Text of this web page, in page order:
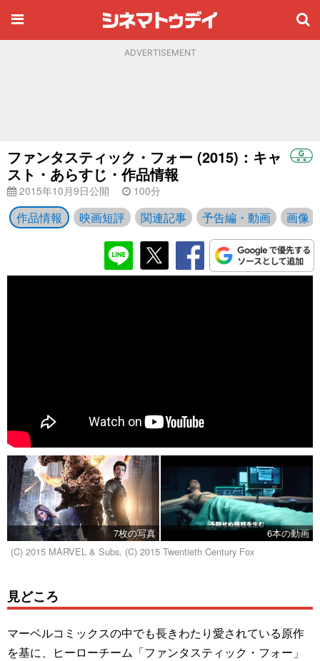
ADVERTISEMENT
ファンタスティック・フォー (2015)：キャ
スト・あらすじ・作品情報
2015年10月9日公開 100分
作品情報 映画短評 関連記事 予告編・動画 画像
7枚の写真
6本の動画
(C) 2015 MARVEL & Subs. (C) 2015 Twentieth Century Fox
見どころ
マーベルコミックスの中でも長きわたり愛されている原作
を基に、ヒーローチーム「ファンタスティック・フォー」